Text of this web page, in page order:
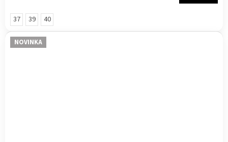
37 39 40
NOVINKA